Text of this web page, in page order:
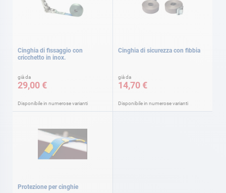
Cinghia di fissaggio con
cricchetto in inox.
già da
29,00 €
Disponibile in numerose varianti
Cinghia di sicurezza con fibbia
già da
14,70 €
Disponibile in numerose varianti
Protezione per cinghie